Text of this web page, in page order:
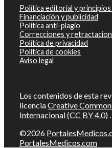
Política editorial y
Financiación y publicidad
Política anti-plagio
Correcciones y
Política de privacidad
Política de cookies
Aviso legal
Los contenidos de esta
licenciaCreative
Internacional (CC BY 4.0) .
©2026
PortalesMedicos.com